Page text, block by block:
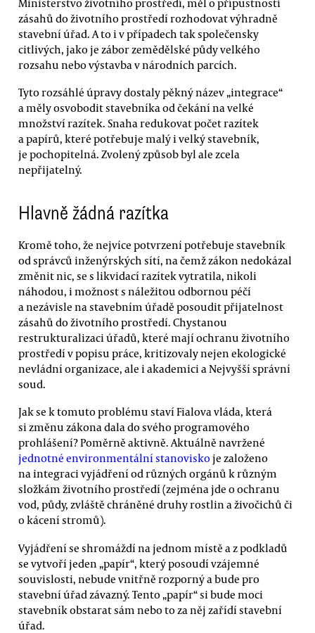
zásahů do životního prostředí rozhodovat výhradně
stavební úřad. A to i v případech tak společensky
citlivých, jako je zábor zemědělské půdy velkého
rozsahu nebo výstavba v národních parcích.
Tyto rozsáhlé úpravy dostaly pěkný název „integrace“
a měly osvobodit stavebníka od čekání na velké
množství razítek. Snaha redukovat počet razítek
a papírů, které potřebuje malý i velký stavebník,
je pochopitelná. Zvolený způsob byl ale zcela
nepřijatelný.
Hlavně žádná razítka
Kromě toho, že nejvíce potvrzení potřebuje stavebník
od správců inženýrských sítí, na čemž zákon nedokázal
změnit nic, se s likvidací razítek vytratila, nikoli
náhodou, i možnost s náležitou odbornou péčí
a nezávisle na stavebním úřadě posoudit přijatelnost
zásahů do životního prostředí. Chystanou
restrukturalizaci úřadů, které mají ochranu životního
prostředí v popisu práce, kritizovaly nejen ekologické
nevládní organizace, ale i akademici a Nejvyšší správní
soud.
Jak se k tomuto problému staví Fialova vláda, která
si změnu zákona dala do svého programového
prohlášení? Poměrně aktivně. Aktuálně navržené
jednotné environmentální stanoviskoje založeno
na integraci vyjádření od různých orgánů k různým
složkám životního prostředí (zejména jde o ochranu
vod, půdy, zvláště chráněné druhy rostlin a živočichů či
o kácení stromů).
Vyjádření se shromáždí na jednom místě a z podkladů
se vytvoří jeden „papír“, který posoudí vzájemné
souvislosti, nebude vnitřně rozporný a bude pro
stavební úřad závazný. Tento „papír“ si bude moci
stavebník obstarat sám nebo to za něj zařídí stavební
úřad.